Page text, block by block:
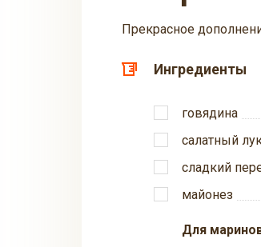
Прекрасное
Ингредиенты
говядина
салатный
сладкий
майонез
Для